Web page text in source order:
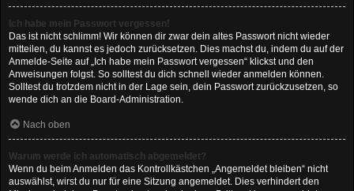
Ich habe mein Passwort vergessen!
Das ist nicht schlimm! Wir können dir zwar dein altes Passwort nicht wieder
mitteilen, du kannst es jedoch zurücksetzen. Dies machst du, indem du auf der
Anmelde-Seite auf „Ich habe mein Passwort vergessen“ klickst und den
Anweisungen folgst. So solltest du dich schnell wieder anmelden können.
Solltest du trotzdem nicht in der Lage sein, dein Passwort zurückzusetzen, so
wende dich an die Board-Administration.
Nach oben
Warum werde ich automatisch abgemeldet?
Wenn du beim Anmelden das Kontrollkästchen „Angemeldet bleiben“ nicht
auswählst, wirst du nur für eine Sitzung angemeldet. Dies verhindert den